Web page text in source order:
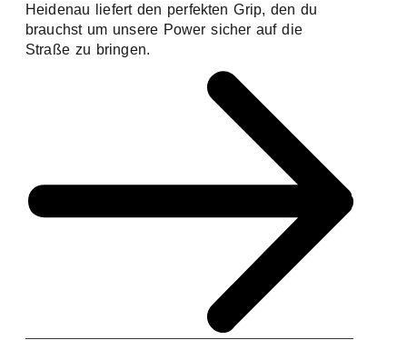
Heidenau liefert den perfekten Grip, den du
brauchst um unsere Power sicher auf die
Straße zu bringen.